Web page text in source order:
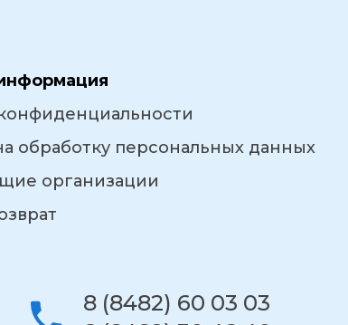
обработку персональных данных
организации
8 (8482) 60 03 03